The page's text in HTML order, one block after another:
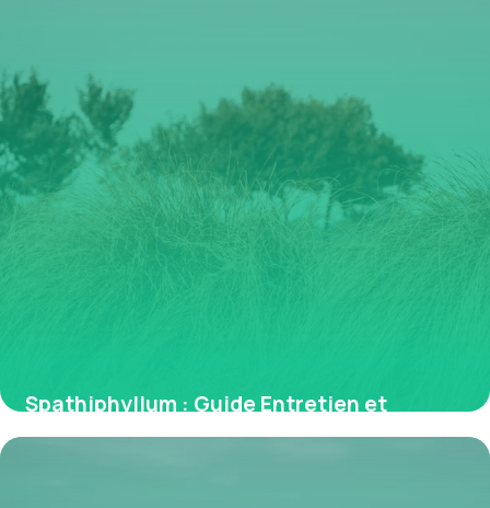
Spathiphyllum : Guide Entretien et
Bienfaits Air